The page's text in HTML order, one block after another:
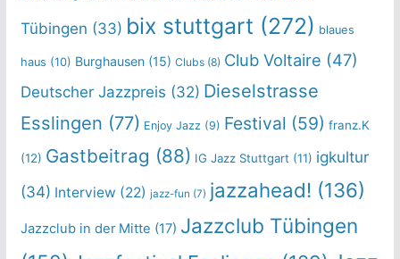
Tübingen (33) bix stuttgart (272) blaues
haus (10) Burghausen(15) Clubs(8) Club Voltaire (47)
Deutscher Jazzpreis (32) Dieselstrasse
Esslingen (77) Enjoy Jazz (9) Festival (59) franz.K
(12) Gastbeitrag (88) IG Jazz Stuttgart (11) igkultur
(34) Interview (22) jazz-fun (7) jazzahead! (136)
Jazzclub in der Mitte (17) Jazzclub Tübingen